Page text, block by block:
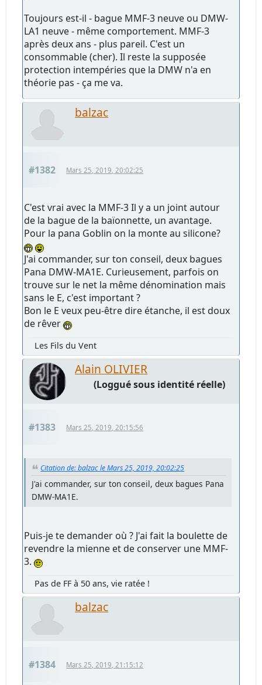
Toujours est-il - bague MMF-3 neuve ou DMW-
LA1 neuve - même comportement. MMF-3
après deux ans - plus pareil. C'est un
consommable (cher). Il reste la supposée
protection intempéries que la DMW n'a en
théorie pas - ça me va.
balzac
#1382 Mars 25, 2019, 20:02:25
C'est vrai avec la MMF-3 Il y a un joint autour
de la bague de la baïonnette, un avantage.
Pour la pana Goblin on la monte au silicone?
J'ai commander, sur ton conseil, deux bagues
Pana DMW-MA1E. Curieusement, parfois on
trouve sur le net la même dénomination mais
sans le E, c'est important ?
Bon le E veux peu-être dire étanche, il est doux
de rêver
Les Fils du Vent
Alain OLIVIER
(Loggué sous identité réelle)
#1383 Mars 25, 2019, 20:15:56
Citation de: balzac le Mars 25, 2019, 20:02:25
J'ai commander, sur ton conseil, deux bagues Pana
DMW-MA1E.
Puis-je te demander où ? J'ai fait la boulette de
revendre la mienne et de conserver une MMF-
3.
Pas de FF à 50 ans, vie ratée !
balzac
#1384 Mars 25, 2019, 21:15:12